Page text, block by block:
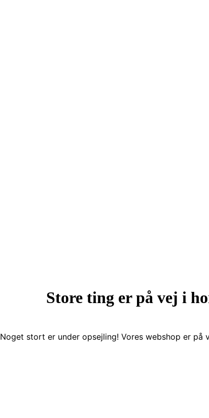
Store ting er på vej i
Noget stort er under opsejling! Vores webshop er på